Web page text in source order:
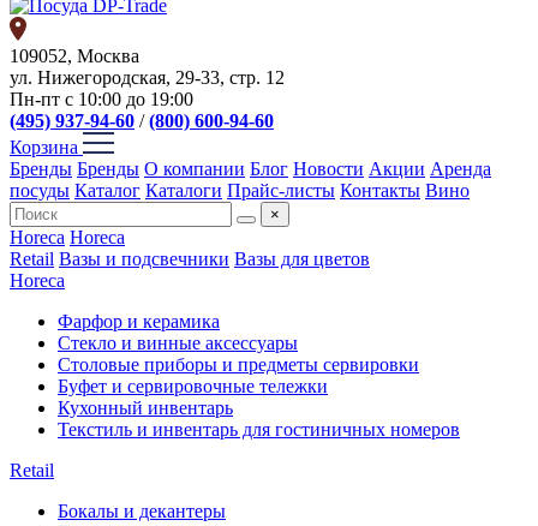
109052, Москва
ул. Нижегородская, 29-33, стр. 12
Пн-пт с 10:00 до 19:00
(495) 937-94-60 /(800) 600-94-60
Корзина
Бренды Бренды О компании Блог Новости Акции Аренда
посуды Каталог Каталоги Прайс-листы Контакты Вино
×
Horeca Horeca
Retail Вазы и подсвечники Вазы для цветов
Horeca
Фарфор и керамика
Стекло и винные аксессуары
Столовые приборы и предметы сервировки
Буфет и сервировочные тележки
Кухонный инвентарь
Текстиль и инвентарь для гостиничных номеров
Retail
Бокалы и декантеры